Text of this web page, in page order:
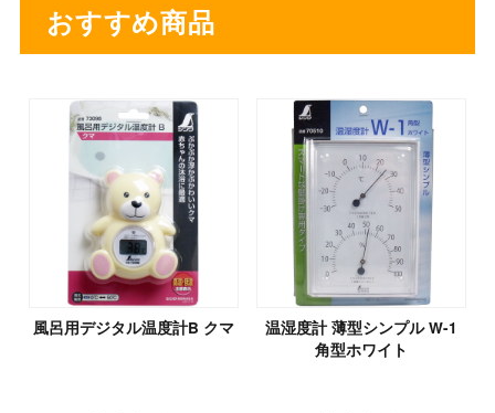
おすすめ商品
風呂用デジタル温度計B クマ
温湿度計 薄型シンプル W-1
角型ホワイト